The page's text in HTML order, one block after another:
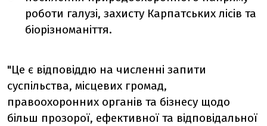
роботи галузі, захисту Карпатських лісів та
біорізноманіття.
"Це є відповіддю на численні запити
суспільства, місцевих громад,
правоохоронних органів та бізнесу щодо
більш прозорої, ефективної та відповідальної